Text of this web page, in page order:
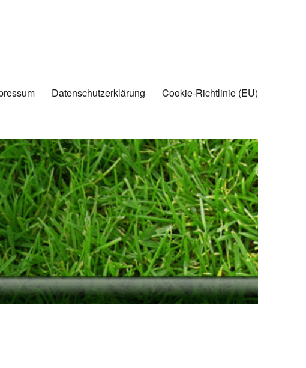
Datenschutzerklärung Cookie-Richtlinie (EU)